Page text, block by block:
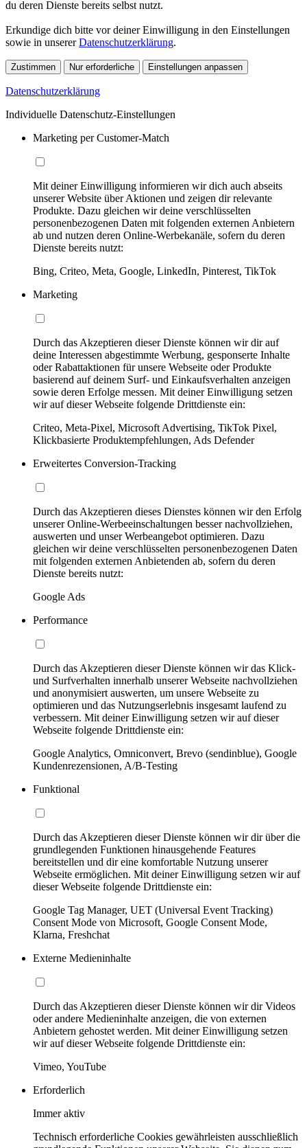
du deren Dienste bereits selbst nutzt.
Erkundige dich bitte vor deiner Einwilligung in den Einstellungen
sowie in unsererDatenschutzerklärung.
Zustimmen Nur erforderliche Einstellungen anpassen
Datenschutzerklärung
Individuelle Datenschutz-Einstellungen
Marketing per Customer-Match
Mit deiner Einwilligung informieren wir dich auch abseits
unserer Website über Aktionen und zeigen dir relevante
Produkte. Dazu gleichen wir deine verschlüsselten
personenbezogenen Daten mit folgenden externen Anbietern
ab und nutzen deren Online-Werbekanäle, sofern du deren
Dienste bereits nutzt:
Bing, Criteo, Meta, Google, LinkedIn, Pinterest, TikTok
Marketing
Durch das Akzeptieren dieser Dienste können wir dir auf
deine Interessen abgestimmte Werbung, gesponserte Inhalte
oder Rabattaktionen für unsere Webseite oder Produkte
basierend auf deinem Surf- und Einkaufsverhalten anzeigen
sowie deren Erfolge messen. Mit deiner Einwilligung setzen
wir auf dieser Webseite folgende Drittdienste ein:
Criteo, Meta-Pixel, Microsoft Advertising, TikTok Pixel,
Klickbasierte Produktempfehlungen, Ads Defender
Erweitertes Conversion-Tracking
Durch das Akzeptieren dieses Dienstes können wir den Erfolg
unserer Online-Werbeeinschaltungen besser nachvollziehen,
auswerten und unser Werbeangebot optimieren. Dazu
gleichen wir deine verschlüsselten personenbezogenen Daten
mit folgenden externen Anbietenden ab, sofern du deren
Dienste bereits nutzt:
Google Ads
Performance
Durch das Akzeptieren dieser Dienste können wir das Klick-
und Surfverhalten innerhalb unserer Webseite nachvollziehen
und anonymisiert auswerten, um unsere Webseite zu
optimieren und das Nutzungserlebnis insgesamt laufend zu
verbessern. Mit deiner Einwilligung setzen wir auf dieser
Webseite folgende Drittdienste ein:
Google Analytics, Omniconvert, Brevo (sendinblue), Google
Kundenrezensionen, A/B-Testing
Funktional
Durch das Akzeptieren dieser Dienste können wir dir über die
grundlegenden Funktionen hinausgehende Features
bereitstellen und dir eine komfortable Nutzung unserer
Webseite ermöglichen. Mit deiner Einwilligung setzen wir auf
dieser Webseite folgende Drittdienste ein:
Google Tag Manager, UET (Universal Event Tracking)
Consent Mode von Microsoft, Google Consent Mode,
Klarna, Freshchat
Externe Medieninhalte
Durch das Akzeptieren dieser Dienste können wir dir Videos
oder andere Medieninhalte anzeigen, die von externen
Anbietern gehostet werden. Mit deiner Einwilligung setzen
wir auf dieser Webseite folgende Drittdienste ein:
Vimeo, YouTube
Erforderlich
Immer aktiv
Technisch erforderliche Cookies gewährleisten ausschließlich